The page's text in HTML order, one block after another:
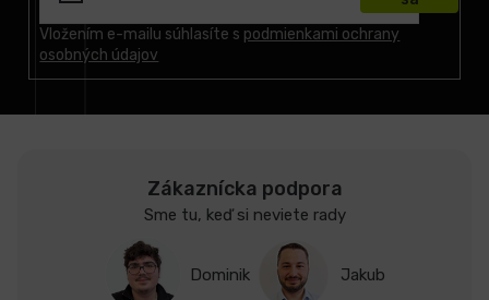
Vložením e-mailu súhlasíte s podmienkami ochrany
osobných údajov
Zákaznícka podpora
Sme tu, keď si neviete rady
Dominik Jakub